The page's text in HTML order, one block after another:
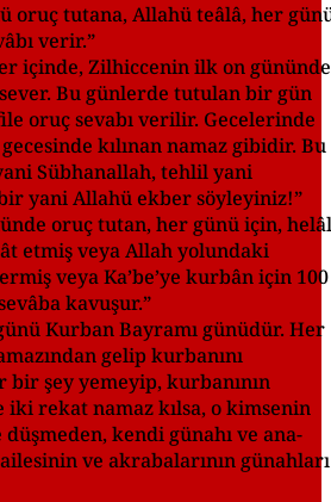
oruç tutana, Allahü teâlâ, her
verir.”
içinde, Zilhiccenin ilk on gününde
Bu günlerde tutulan bir gün
oruç sevabı verilir. Gecelerinde
kılınan namaz gibidir. Bu
Sübhanallah, tehlil yani
yani Allahü ekber söyleyiniz!”
oruç tutan, her günü için, helâl
etmiş veya Allah yolundaki
veya Ka’be’ye kurbân için 100
kavuşur.”
Kurban Bayramı günüdür. Her
gelip kurbanını
bir şey yemeyip, kurbanının
rekat namaz kılsa, o kimsenin
düşmeden, kendi günahı ve ana-
ve akrabalarının günahları